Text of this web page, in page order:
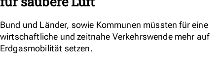
Bund und Länder, sowie Kommunen müssten für eine
wirtschaftliche und zeitnahe Verkehrswende mehr auf
Erdgasmobilität setzen.